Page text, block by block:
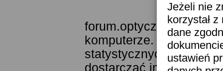
Jeżeli nie
korzystał
dane
ustawień
forum.optyczne.pl
komputerze.
statystycznych.
dostarczać im